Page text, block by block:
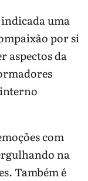
uma
por si
aspectos da
com
na
Também é